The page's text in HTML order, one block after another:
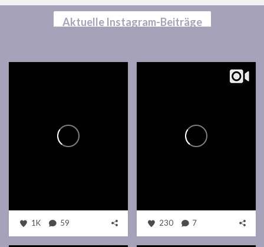
Aktuelle Instagram-Beiträge
1K 59 230 7